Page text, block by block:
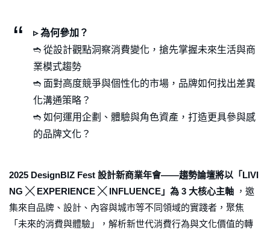
▹ 為何參加？
➬ 從設計觀點洞察消費變化，搶先掌握未來生活與商
業模式趨勢
➬ 面對高度競爭與個性化的市場，品牌如何找出差異
化溝通策略？
➬ 如何運用企劃、體驗與角色資產，打造更具參與感
的品牌文化？
2025 DesignBIZ Fest 設計新商業年會——趨勢論壇將以「LIVI
NG ╳ EXPERIENCE ╳ INFLUENCE」為 3 大核心主軸 ，邀
集來自品牌、設計、內容與城市等不同領域的實踐者，聚焦
「未來的消費與體驗」，解析新世代消費行為與文化價值的轉